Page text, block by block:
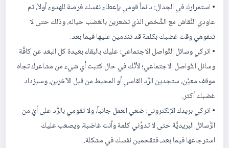
• استمرارك في الجدال: دائماً قومي بإعطاء نفسك فرصة للهدوء أولاً، ثم
عاودي النِّقاش مع الشَّخص الذي تشعرين بالغضب حياله، وذلك حتى لا
تتفوهي وقت غضبك بكلمة قد تندمين عليها فيما بعد.
• اتركي وسائل التَّواصل الاجتماعي: عليك بالبقاء بعيدة كل البعد عن كافَّة
وسائل التَّواصل الاجتماعي؛ لأنَّك في حال كتبت أي شيء من مشاعرك تجاه
موقف معيَّن، ستجدين الرَّد القاسي أو المحبط من قبل الآخرين، وسيزداد
غضبك أكثر.
• اتركي بريدك الإلكتروني: ضعي العمل جانباً، ولا تقومي بالرَّد على أيٍّ من
الرَّسائل البريديَّة حتى لا تدوِّني كلمة وأنت غاضبة، ويصعب عليك
استرجاعها فيما بعد، فتقحمين نفسك في مشكلة.